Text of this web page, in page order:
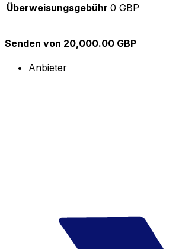
Überweisungsgebühr 0 GBP
Senden von 20,000.00 GBP
Anbieter